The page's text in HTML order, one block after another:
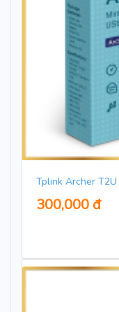
Tplink Archer T2U
300,000 đ